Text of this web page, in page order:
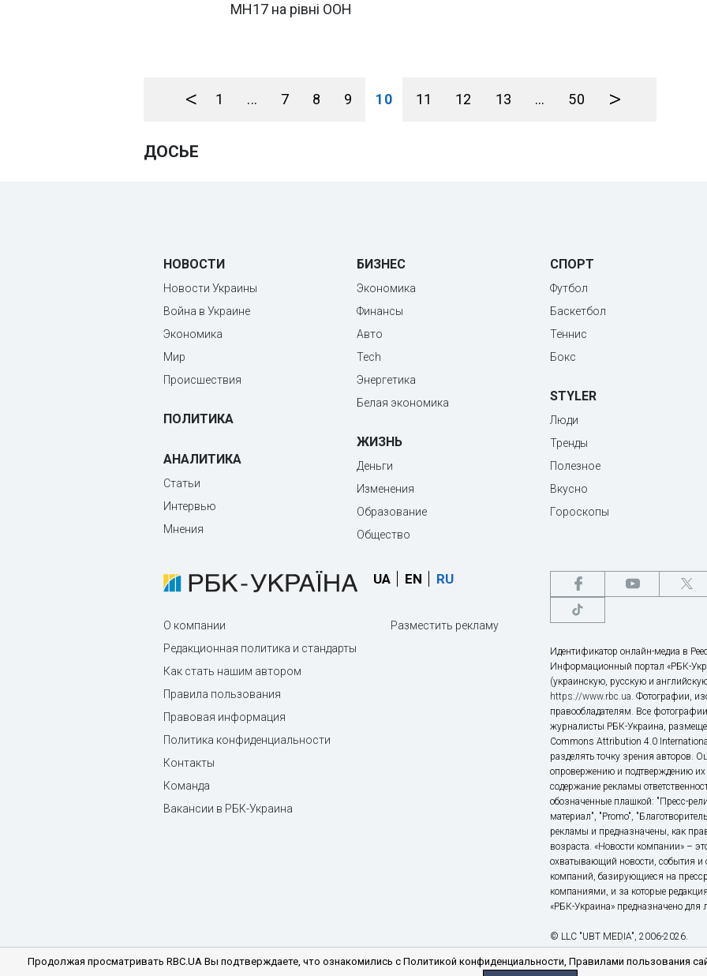
MH17 на рівні ООН
< 1 ... 7 8 9 10 11 12 13 ... 50 >
ДОСЬЕ
НОВОСТИ
Новости Украины
Война в Украине
Экономика
Мир
Происшествия
ПОЛИТИКА
АНАЛИТИКА
Статьи
Интервью
Мнения
БИЗНЕС
Экономика
Финансы
Авто
Tech
Энергетика
Белая экономика
ЖИЗНЬ
Деньги
Изменения
Образование
Общество
СПОРТ
Футбол
Баскетбол
Теннис
Бокс
STYLER
Люди
Тренды
Полезное
Вкусно
Гороскопы
UA EN RU
О компании
Редакционная политика и стандарты
Как стать нашим автором
Правила пользования
Правовая информация
Политика конфиденциальности
Контакты
Команда
Вакансии в РБК-Украина
Разместить рекламу
Идентификатор онлайн-медиа в
Информационный портал «РБК-
(украинскую, русскую и
https://www.rbc.ua. Фотографии,
правообладателям. Все
журналисты РБК-Украина,
Commons Attribution 4.0
разделять точку зрения авторов.
опровержению и подтверждению их
содержание рекламы
обозначенные плашкой: "Пресс-
материал", "Promo",
рекламы и предназначены, как
возраста. «Новости компании» –
охватывающий новости, события и
компаний, базирующиеся на
компаниями, и за которые
«РБК-Украина» предназначено для
© LLC "UBT MEDIA", 2006-2026.
Продолжая просматривать RBC.UA Вы подтверждаете, что ознакомились с Политикой конфиденциальности, Правилами пользования